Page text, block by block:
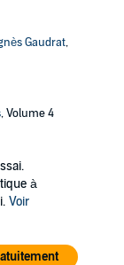
Gaudrat,
, Volume 4
à
Voir